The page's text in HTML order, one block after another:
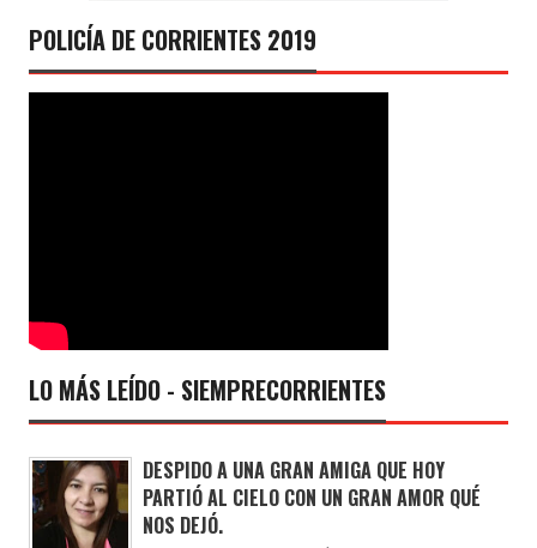
POLICÍA DE CORRIENTES 2019
LO MÁS LEÍDO - SIEMPRECORRIENTES
DESPIDO A UNA GRAN AMIGA QUE HOY
PARTIÓ AL CIELO CON UN GRAN AMOR QUÉ
NOS DEJÓ.